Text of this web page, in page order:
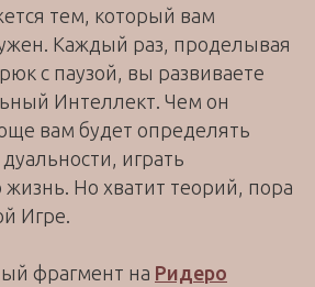
тем, который вам
Каждый раз, проделывая
с паузой, вы развиваете
Интеллект. Чем он
вам будет определять
играть
Но хватит теорий, пора
Игре.
фрагмент на Ридеро